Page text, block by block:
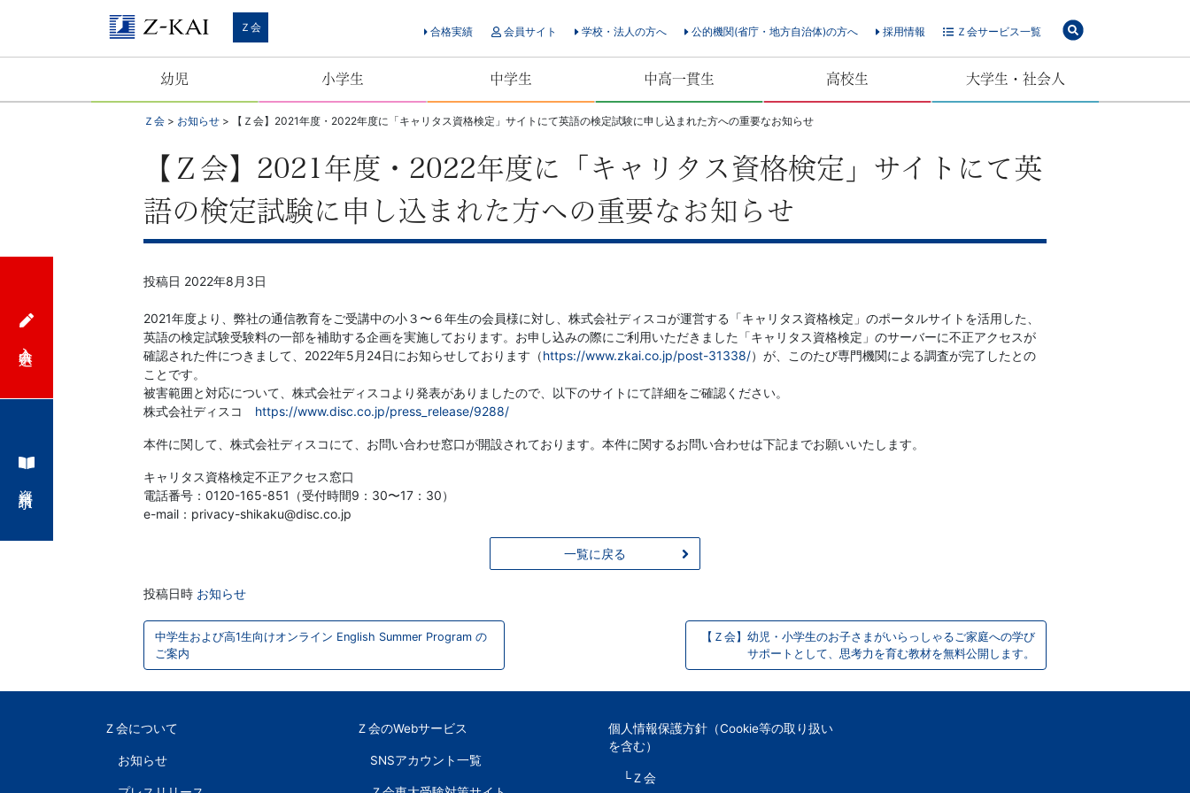
会
【公
自
ら
学
こ
て、
Ｚ会 合格実績 会員サイト 学校・法人の方へ 公的機関(省庁・地方自治体)の方へ 採用情報 Ｚ会サービス一覧
幼児 小学生 中学生 中高一貫生 高校生 大学生・社会人
Ｚ会 > お知らせ > 【Ｚ会】2021年度・2022年度に「キャリタス資格検定」サイトにて英語の検定試験に申し込まれた方への重要なお知らせ
【Ｚ会】2021年度・2022年度に「キャリタス資格検定」サイトにて英
語の検定試験に申し込まれた方への重要なお知らせ
投稿日 2022年8月3日
2021年度より、弊社の通信教育をご受講中の小３〜６年生の会員様に対し、株式会社ディスコが運営する「キャリタス資格検定」のポータルサイトを活用した、
英語の検定試験受験料の一部を補助する企画を実施しております。お申し込みの際にご利用いただきました「キャリタス資格検定」のサーバーに不正アクセスが
確認された件につきまして、2022年5月24日にお知らせしております（https://www.zkai.co.jp/post-31338/）が、このたび専門機関による調査が完了したとの
ことです。
被害範囲と対応について、株式会社ディスコより発表がありましたので、以下のサイトにて詳細をご確認ください。
株式会社ディスコ https://www.disc.co.jp/press_release/9288/
本件に関して、株式会社ディスコにて、お問い合わせ窓口が開設されております。本件に関するお問い合わせは下記までお願いいたします。
キャリタス資格検定不正アクセス窓口
電話番号：0120-165-851（受付時間9：30〜17：30）
e-mail：privacy-shikaku@disc.co.jp
一覧に戻る
投稿日時 お知らせ
投
稿
中学生および高1生向けオンライン English Summer Program の
ご案内
【Ｚ会】幼児・小学生のお子さまがいらっしゃるご家庭への学び
サポートとして、思考力を育む教材を無料公開します。
Ｚ会について
お知らせ
Ｚ会のWebサービス
SNSアカウント一覧
個人情報保護方針（Cookie等の取り扱い
を含む）
└Ｚ会